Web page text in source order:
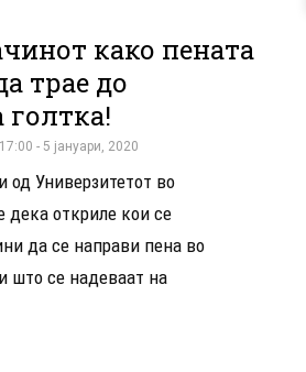
како пената
трае до
голтка!
17:00 - 5 јануари, 2020
од Универзитетот во
дека откриле кои се
да се направи пена во
што се надеваат на